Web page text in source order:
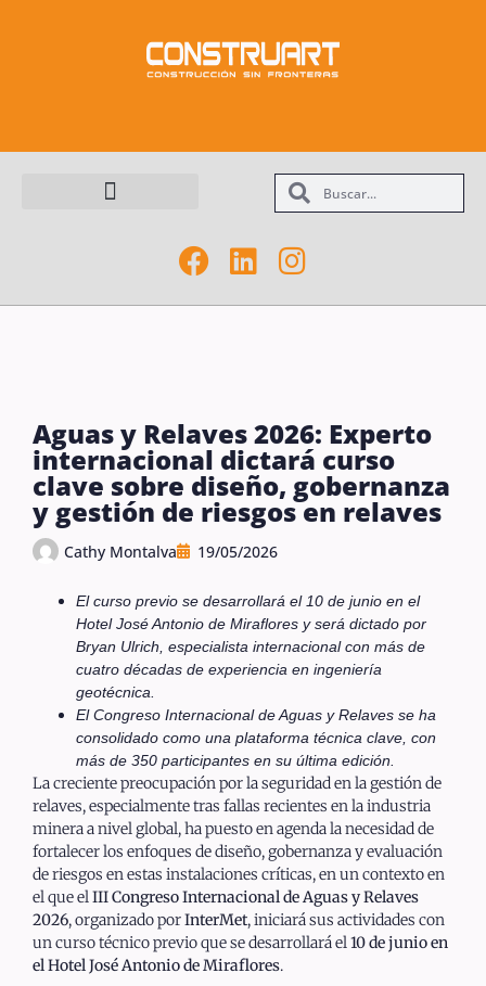
Aguas y Relaves 2026: Experto
internacional dictará curso
clave sobre diseño, gobernanza
y gestión de riesgos en relaves
Cathy Montalva 19/05/2026
El curso previo se desarrollará el 10 de junio en el
Hotel José Antonio de Miraflores y será dictado por
Bryan Ulrich, especialista internacional con más de
cuatro décadas de experiencia en ingeniería
geotécnica.
El Congreso Internacional de Aguas y Relaves se ha
consolidado como una plataforma técnica clave, con
más de 350 participantes en su última edición.
La creciente preocupación por la seguridad en la gestión de
relaves, especialmente tras fallas recientes en la industria
minera a nivel global, ha puesto en agenda la necesidad de
fortalecer los enfoques de diseño, gobernanza y evaluación
de riesgos en estas instalaciones críticas, en un contexto en
el que elIII Congreso Internacional de Aguas y Relaves
2026, organizado porInterMet, iniciará sus actividades con
un curso técnico previo que se desarrollará el10 de junio en
el Hotel José Antonio de Miraflores.